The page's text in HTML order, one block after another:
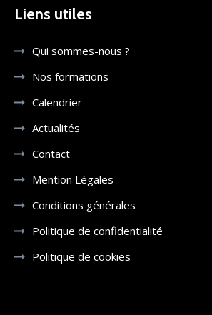
Liens utiles
Qui sommes-nous ?
Nos formations
Calendrier
Actualités
Contact
Mention Légales
Conditions générales
Politique de confidentialité
Politique de cookies